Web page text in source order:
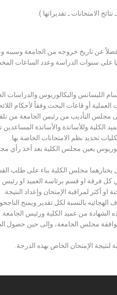
الامتحانات ـ تقديراتها ).
عن تاريخ خروجه من الجامعة وسببه
على سنوات الدراسة وعدد
الليسانس والبكالوريوس والدراسات
أو قاعات البحث وفقاً لأحكام
مجلس التأديب من رئيس الجامعة من
الكلية وللأساتذة والأساتذة
تحديد نظم الامتحانات الخاصة بها.
يعين مجلس الكلية بعد أخذ
مجلس الكلية بناء على طلب
فرقة او قسم برئاسة العميد او رئيس
أكثر لمراقبة الإمتحان وإعداد النتيجة.
بالنسبة لكل تقدير ويمنح
الشهادة من عميد الكلية ورئيس الجامعة.
مجلس الجامعة، وإلى حين حصول
لنتيجة الإمتحان الخاص بهذه الدرجة.